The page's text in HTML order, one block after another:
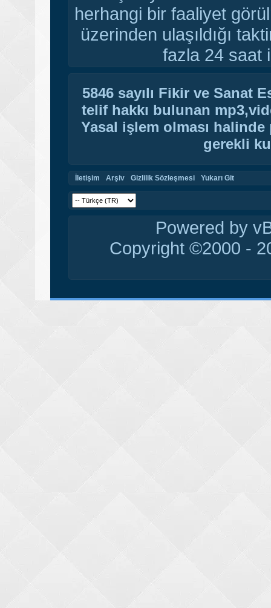
herhangi bir faaliyet
üzerinden ulaşıldığı
fazla 24 saat
5846 sayılı Fikir ve Sanat
telif hakkı bulunan
Yasal işlem olması
gerekli
İletişim Arşiv Gizlilik Sözleşmesi Yukarı Git
Powered by
Copyright ©2000 -